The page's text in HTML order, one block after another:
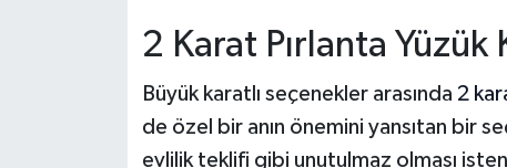
2 Karat Pırlanta
Büyük karatlı seçenekler arasında 2
de özel bir anın önemini yansıtan bir
evlilik teklifi gibi unutulmaz olması